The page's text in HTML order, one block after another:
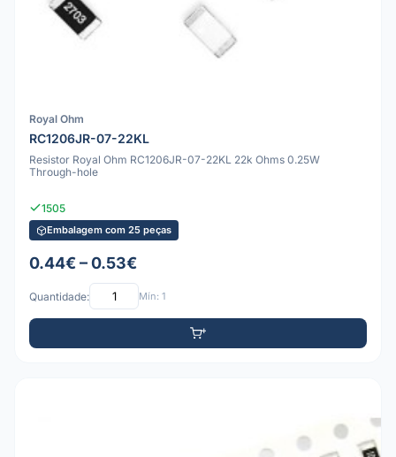
Royal Ohm
RC1206JR-07-22KL
Resistor Royal Ohm RC1206JR-07-22KL 22k Ohms 0.25W
Through-hole
1505
Embalagem com 25 peças
0.44€ – 0.53€
Quantidade: Mín: 1